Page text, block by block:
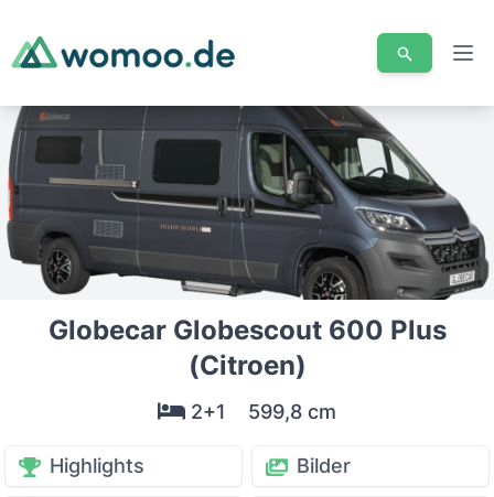
Globecar Globescout 600 Plus
(Citroen)
2+1 599,8 cm
Highlights Bilder